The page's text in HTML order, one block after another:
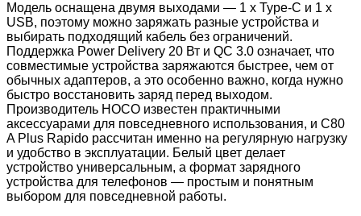
Модель оснащена двумя выходами — 1 x Type-C и 1 x
USB, поэтому можно заряжать разные устройства и
выбирать подходящий кабель без ограничений.
Поддержка Power Delivery 20 Вт и QC 3.0 означает, что
совместимые устройства заряжаются быстрее, чем от
обычных адаптеров, а это особенно важно, когда нужно
быстро восстановить заряд перед выходом.
Производитель HOCO известен практичными
аксессуарами для повседневного использования, и C80
A Plus Rapido рассчитан именно на регулярную нагрузку
и удобство в эксплуатации. Белый цвет делает
устройство универсальным, а формат зарядного
устройства для телефонов — простым и понятным
выбором для повседневной работы.